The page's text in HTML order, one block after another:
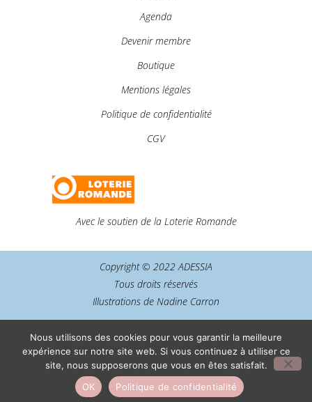
Agenda
Devenir membre
Boutique
Mentions légales
Politique de confidentialité
CGV
Avec le soutien de la Loterie Romande
Copyright © 2022 ADESSIA
Tous droits réservés
Illustrations de Nadine Carron
Nous utilisons des cookies pour vous garantir la meilleure
expérience sur notre site web. Si vous continuez à utiliser ce
site, nous supposerons que vous en êtes satisfait.
OK
Politique de confidentialité